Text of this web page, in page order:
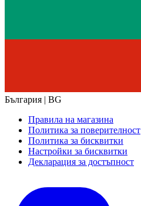
България | BG
Правила на магазина
Политика за поверителност
Политика за бисквитки
Настройки за бисквитки
Декларация за достъпност